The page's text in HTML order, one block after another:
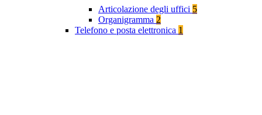
Articolazione degli uffici 5
Organigramma 2
Telefono e posta elettronica 1